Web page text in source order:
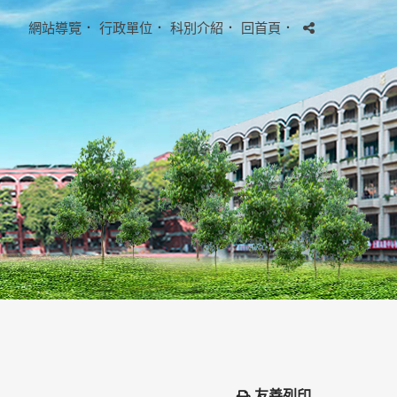
網站導覽 ． 行政單位 ． 科別介紹． 回首頁．